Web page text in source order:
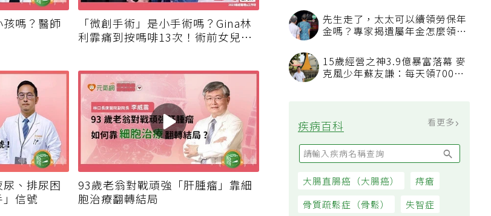
先生走了，太太可以續領勞保年
金嗎？專家揭遺屬年金怎麼領，
15歲經營之神3.9億暴富落幕 麥
克風少年蘇友謙：每天領700元
疾病百科 看更多
大腸直腸癌（大腸癌）
痔瘡
骨質疏鬆症（骨鬆）
失智症
嗎？醫師
「微創手術」是小手術嗎？Gina林
利霏痛到按嗎啡13次！術前女兒暖
歲」
、排尿困
信號
93歲老翁對戰頑強「肝腫瘤」靠細
胞治療翻轉結局